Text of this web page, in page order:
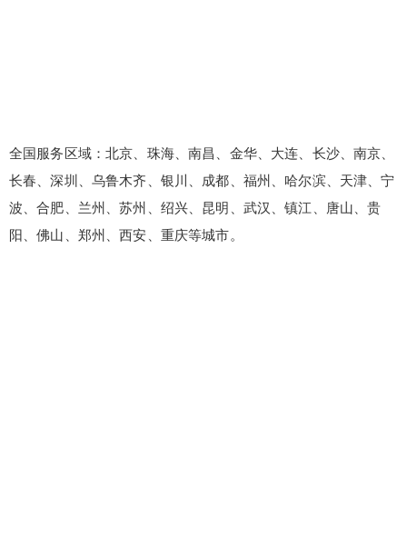
全国服务区域：北京、珠海、南昌、金华、大连、长沙、南京、
长春、深圳、乌鲁木齐、银川、成都、福州、哈尔滨、天津、宁
波、合肥、兰州、苏州、绍兴、昆明、武汉、镇江、唐山、贵
阳、佛山、郑州、西安、重庆等城市。